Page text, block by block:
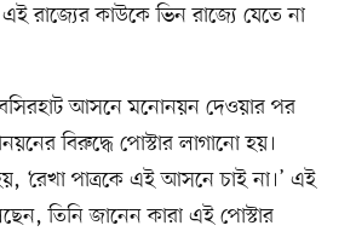
রাজ্যের কাউকে ভিন রাজ্যে যেতে না
বসিরহাট আসনে মনোনয়ন দেওয়ার পর
বিরুদ্ধে পোস্টার লাগানো হয়।
‘রেখা পাত্রকে এই আসনে চাই না।’ এই
তিনি জানেন কারা এই পোস্টার